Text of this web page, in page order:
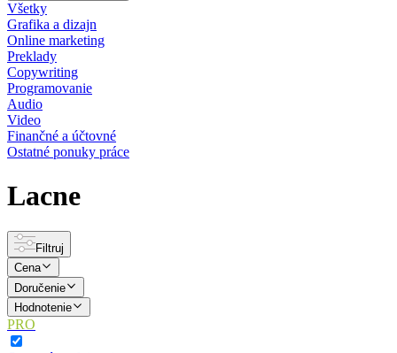
Všetky
Grafika a dizajn
Online marketing
Preklady
Copywriting
Programovanie
Audio
Video
Finančné a účtovné
Ostatné ponuky práce
Lacne
Filtruj
Cena
Doručenie
Hodnotenie
PRO